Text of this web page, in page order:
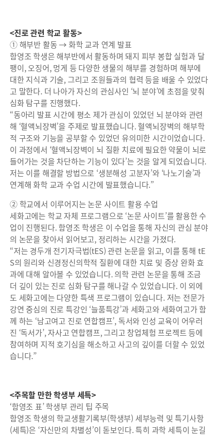
<진로 관련 학교 활동>
① 해부반 활동 → 화학 교과 연계 발표
함영조 학생은 해부반에서 활동하며 돼지 피부 봉합 실험과 달
팽이, 오징어, 멍게 등 다양한 생물의 해부를 경험하며 해부에
대한 지식과 기술, 그리고 조원들과의 협력 등을 배울 수 있었다
고 말한다. 더 나아가 자신의 관심사인 ‘뇌 분야’에 초점을 맞춰
심화 탐구를 진행했다.
“동아리 발표 시간에 평소 제가 관심이 있었던 뇌 분야와 관련
해 ‘혈액뇌장벽’을 주제로 발표했습니다. 혈액뇌장벽의 해부학
적 구조와 기능을 공부할 수 있었던 유의미한 시간이었습니다.
이 과정에서 ‘혈액뇌장벽이 뇌 질환 치료에 필요한 약물이 뇌로
들어가는 것을 차단하는 기능이 있다’는 것을 알게 되었습니다.
저는 이를 해결할 방법으로 ‘생분해성 고분자’와 ‘나노기술’과
연계해 화학 교과 수업 시간에 발표했습니다.”
② 학교에서 이루어지는 논문 사이트 활용 수업
세화고에는 학교 자체 프로그램으로 ‘논문 사이트’를 활용한 수
업이 진행된다. 함영조 학생은 이 수업을 통해 자신의 관심 분야
의 논문을 찾아서 읽어보고, 정리하는 시간을 가졌다.
“저는 경두개 전기자극법(tES) 관련 논문을 읽고, 이를 통해 tE
S의 원리와 신경정신의학적 질환에 대한 치료 및 증상 완화 효
과에 대해 알아볼 수 있었습니다. 의학 관련 논문을 통해 조금
더 깊이 있는 진로 심화 탐구를 해나갈 수 있었습니다. 이 외에
도 세화고에는 다양한 특색 프로그램이 있습니다. 저는 전문가
강연 중심의 진로 특강인 ‘늘품특강’과 세화고와 세화여고가 함
께 하는 ‘남고여고 진로 연합캠프’, 독서와 인성 교육이 어우러
진 ‘독서가’, 자사고 연합캠프, 그리고 창업체험 프로젝트 등에
참여하며 지적 호기심을 해소하고 사고의 깊이를 더할 수 있었
습니다.”
<주목할 만한 학생부 세특>
‘함영조 표’ 학생부 관리 팁 주목
함영조 학생의 학교생활기록부(학생부) 세부능력 및 특기사항
(세특)은 ‘자신만의 차별성’이 돋보인다. 특히 과학 세특이 눈길